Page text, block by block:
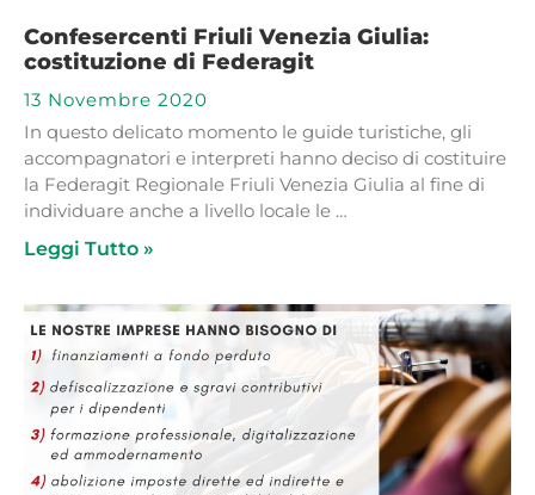
Confesercenti Friuli Venezia Giulia:
costituzione di Federagit
13 Novembre 2020
In questo delicato momento le guide turistiche, gli
accompagnatori e interpreti hanno deciso di costituire
la Federagit Regionale Friuli Venezia Giulia al fine di
individuare anche a livello locale le …
Leggi Tutto »